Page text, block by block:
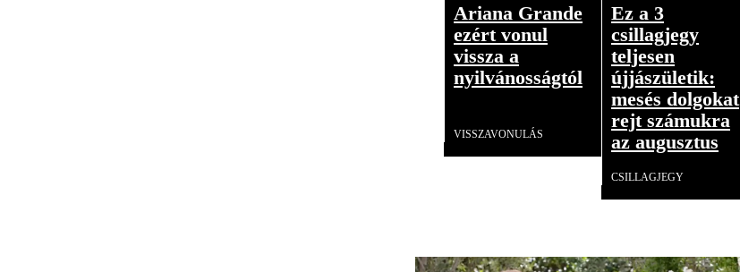
Ariana Grande
ezért vonul
vissza a
nyilvánosságtól
VISSZAVONULÁS
Ez a 3
csillagjegy
teljesen
újjászületik:
mesés dolgokat
rejt számukra
az augusztus
CSILLAGJEGY